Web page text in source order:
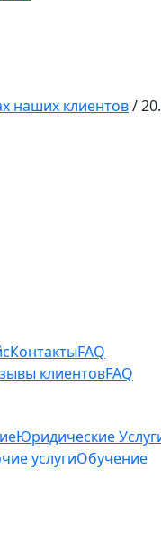
наших клиентов/
КонтактыFAQ
клиентовFAQ
Юридические
услугиОбучение